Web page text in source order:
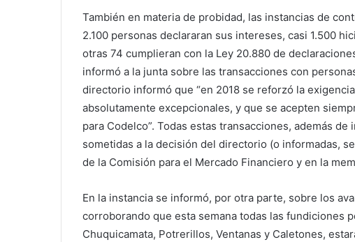
También en materia de probidad, las instancias de
2.100 personas declararan sus intereses, casi 1.500
otras 74 cumplieran con la Ley 20.880 de
informó a la junta sobre las transacciones con
directorio informó que “en 2018 se reforzó la
absolutamente excepcionales, y que se acepten
para Codelco”. Todas estas transacciones, además
sometidas a la decisión del directorio (o informadas,
de la Comisión para el Mercado Financiero y en la
En la instancia se informó, por otra parte, sobre los
corroborando que esta semana todas las fundiciones
Chuquicamata, Potrerillos, Ventanas y Caletones,